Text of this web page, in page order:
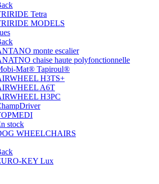
Tetra
MODELS
monte escalier
chaise haute polyfonctionnelle
Mat® Tapiroul®
H3TS+
A6T
H3PC
stock
WHEELCHAIRS
KEY Lux